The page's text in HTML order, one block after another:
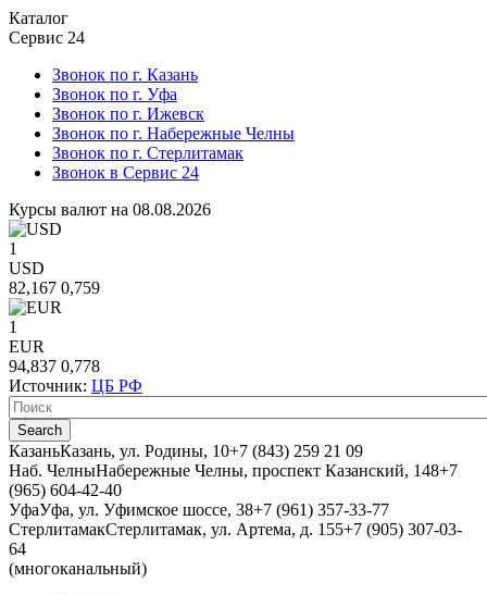
Каталог
Сервис 24
Звонок по г. Казань
Звонок по г. Уфа
Звонок по г. Ижевск
Звонок по г. Набережные Челны
Звонок по г. Стерлитамак
Звонок в Сервис 24
Курсы валют на 08.08.2026
1
USD
82,167 0,759
1
EUR
94,837 0,778
Источник: ЦБ РФ
КазаньКазань, ул. Родины, 10+7 (843) 259 21 09
Наб. ЧелныНабережные Челны, проспект Казанский, 148+7
(965) 604-42-40
УфаУфа, ул. Уфимское шоссе, 38+7 (961) 357-33-77
СтерлитамакСтерлитамак, ул. Артема, д. 155+7 (905) 307-03-
64
(многоканальный)